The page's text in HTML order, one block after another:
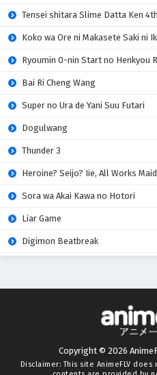
Tensei shitara Slime Datta Ken
Koko wa Ore ni Makasete Saki ni Ike to Itte kara 10-nen ga
Ryoumin 0-nin Start no Henkyou
Bai Ri Cheng Wang
Super no Ura de Yani Suu Futari
Dogulwang
Thunder 3
Heroine? Seijo? Iie, All Works Maid
Sora wa Akai Kawa no Hotori
Liar Game
Digimon Beatbreak
Kuroneko to Majo no Kyoushitsu
Kimi no Koto ga Daidaidaidaidaisuki na 100-nin no
Mao (2026)Copyright © 2026
Disclaimer: This site AnimeFLV does